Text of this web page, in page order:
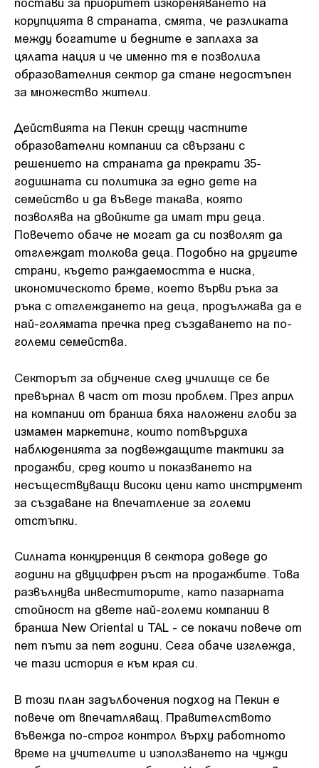
корупцията в страната, смята, че разликата
между богатите и бедните е заплаха за
цялата нация и че именно тя е позволила
образователния сектор да стане недостъпен
за множество жители.
Действията на Пекин срещу частните
образователни компании са свързани с
решението на страната да прекрати 35-
годишната си политика за едно дете на
семейство и да въведе такава, която
позволява на двойките да имат три деца.
Повечето обаче не могат да си позволят да
отглеждат толкова деца. Подобно на другите
страни, където раждаемостта е ниска,
икономическото бреме, което върви ръка за
ръка с отглеждането на деца, продължава да е
най-голямата пречка пред създаването на по-
големи семейства.
Секторът за обучение след училище се бе
превърнал в част от този проблем. През април
на компании от бранша бяха наложени глоби за
измамен маркетинг, които потвърдиха
наблюденията за подвеждащите тактики за
продажби, сред които и показването на
несъществуващи високи цени като инструмент
за създаване на впечатление за големи
отстъпки.
Силната конкуренция в сектора доведе до
години на двуцифрен ръст на продажбите. Това
развълнува инвеститорите, като пазарната
стойност на двете най-големи компании в
бранша New Oriental и TAL - се покачи повече от
пет пъти за пет години. Сега обаче изглежда,
че тази история е към края си.
В този план задълбочения подход на Пекин е
повече от впечатляващ. Правителството
въвежда по-строг контрол върху работното
време на учителите и използването на чужди